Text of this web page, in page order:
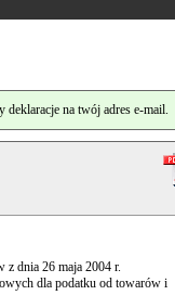
na twój adres e-mail.
dnia 26 maja 2004 r.
dla podatku od towarów i